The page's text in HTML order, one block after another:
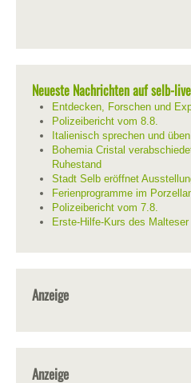
Neueste Nachrichten auf selb-
Entdecken, Forschen und
Polizeibericht vom 8.8.
Italienisch sprechen und üben
Bohemia Cristal
Ruhestand
Stadt Selb eröffnet
Ferienprogramme im
Polizeibericht vom 7.8.
Erste-Hilfe-Kurs des
Anzeige
Anzeige